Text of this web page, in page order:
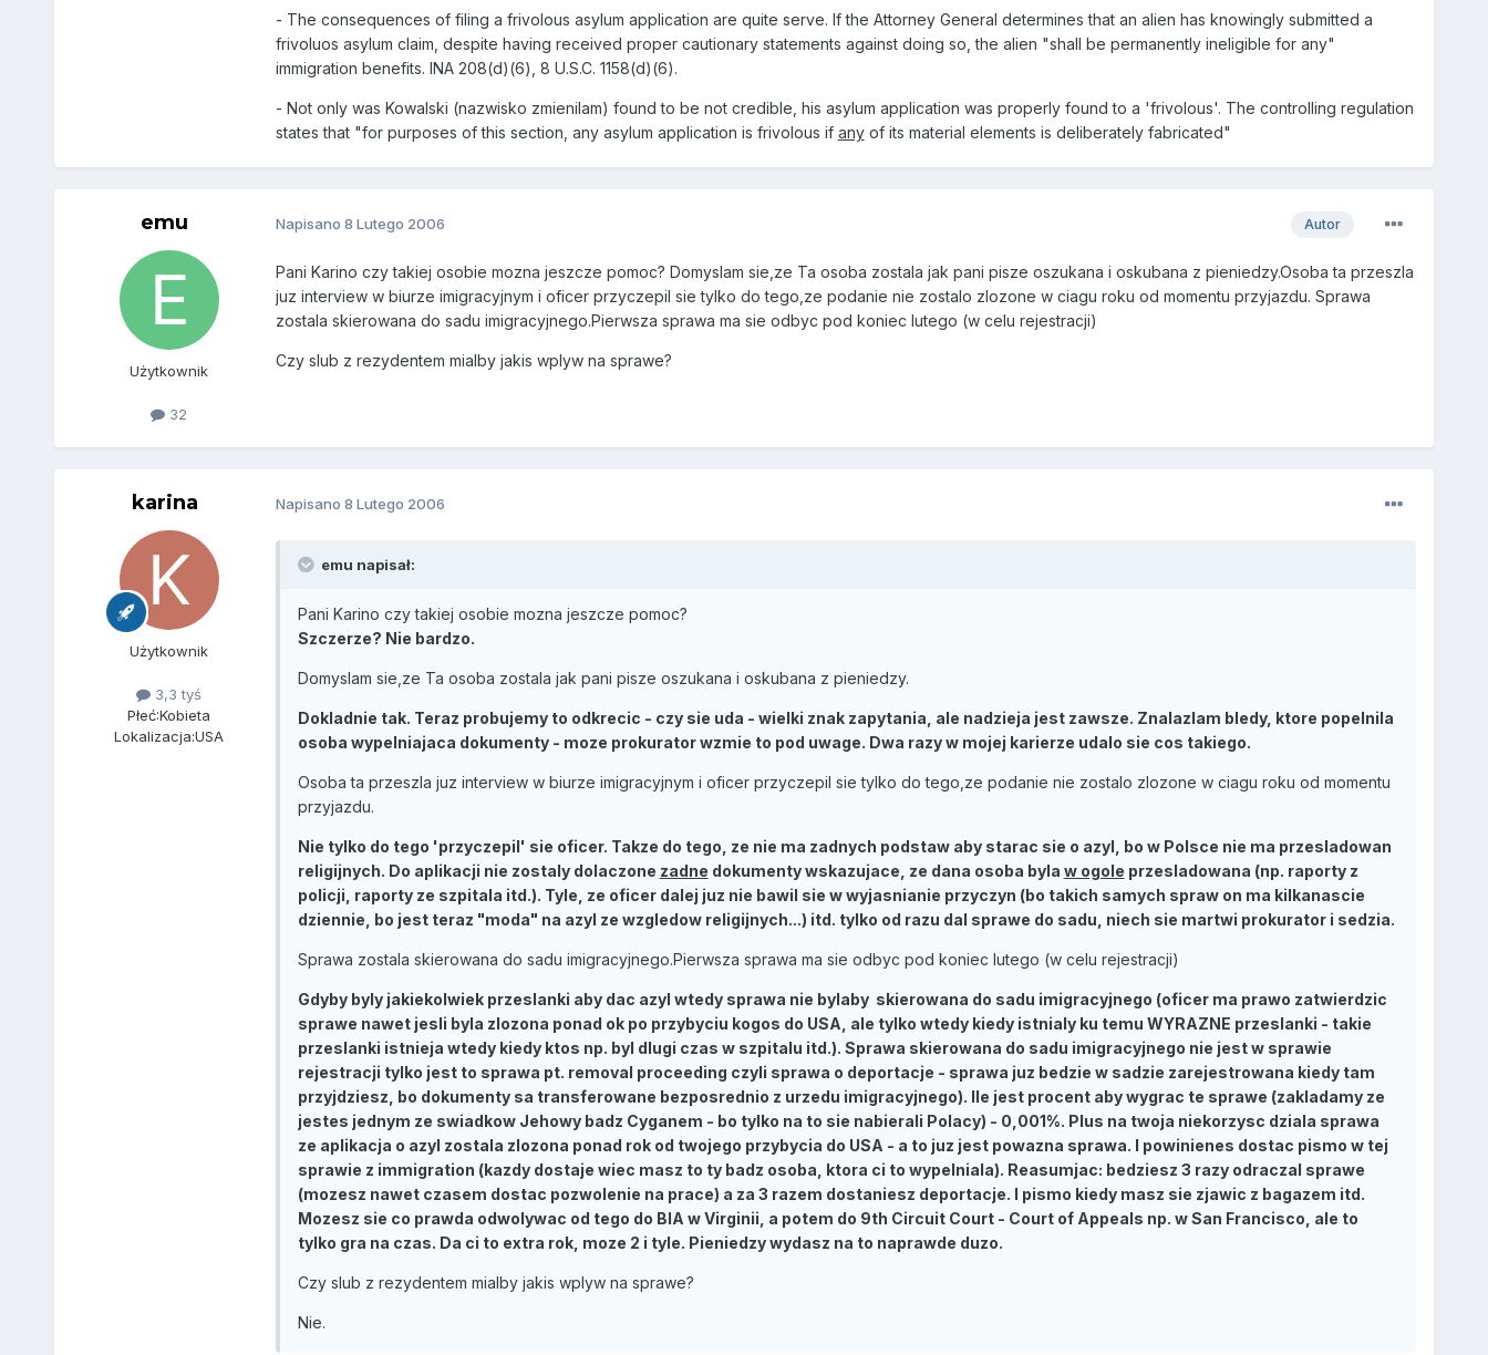
- The consequences of filing a frivolous asylum application are quite serve. If the Attorney General determines that an alien has knowingly submitted a
frivoluos asylum claim, despite having received proper cautionary statements against doing so, the alien "shall be permanently ineligible for any"
immigration benefits. INA 208(d)(6), 8 U.S.C. 1158(d)(6).
- Not only was Kowalski (nazwisko zmienilam) found to be not credible, his asylum application was properly found to a 'frivolous'. The controlling regulation
states that "for purposes of this section, any asylum application is frivolous if anyof its material elements is deliberately fabricated"
emu
Użytkownik
32
Autor
Napisano 8 Lutego 2006
Pani Karino czy takiej osobie mozna jeszcze pomoc? Domyslam sie,ze Ta osoba zostala jak pani pisze oszukana i oskubana z pieniedzy.Osoba ta przeszla
juz interview w biurze imigracyjnym i oficer przyczepil sie tylko do tego,ze podanie nie zostalo zlozone w ciagu roku od momentu przyjazdu. Sprawa
zostala skierowana do sadu imigracyjnego.Pierwsza sprawa ma sie odbyc pod koniec lutego (w celu rejestracji)
Czy slub z rezydentem mialby jakis wplyw na sprawe?
karina
Użytkownik
3,3 tyś
Płeć:Kobieta
Lokalizacja:USA
Napisano 8 Lutego 2006
emu napisał:
Pani Karino czy takiej osobie mozna jeszcze pomoc?
Szczerze? Nie bardzo.
Domyslam sie,ze Ta osoba zostala jak pani pisze oszukana i oskubana z pieniedzy.
Dokladnie tak. Teraz probujemy to odkrecic - czy sie uda - wielki znak zapytania, ale nadzieja jest zawsze. Znalazlam bledy, ktore popelnila
osoba wypelniajaca dokumenty - moze prokurator wzmie to pod uwage. Dwa razy w mojej karierze udalo sie cos takiego.
Osoba ta przeszla juz interview w biurze imigracyjnym i oficer przyczepil sie tylko do tego,ze podanie nie zostalo zlozone w ciagu roku od momentu
przyjazdu.
Nie tylko do tego 'przyczepil' sie oficer. Takze do tego, ze nie ma zadnych podstaw aby starac sie o azyl, bo w Polsce nie ma przesladowan
religijnych. Do aplikacji nie zostaly dolaczone zadne dokumenty wskazujace, ze dana osoba byla w ogole przesladowana (np. raporty z
policji, raporty ze szpitala itd.). Tyle, ze oficer dalej juz nie bawil sie w wyjasnianie przyczyn (bo takich samych spraw on ma kilkanascie
dziennie, bo jest teraz "moda" na azyl ze wzgledow religijnych...) itd. tylko od razu dal sprawe do sadu, niech sie martwi prokurator i sedzia.
Sprawa zostala skierowana do sadu imigracyjnego.Pierwsza sprawa ma sie odbyc pod koniec lutego (w celu rejestracji)
Gdyby byly jakiekolwiek przeslanki aby dac azyl wtedy sprawa nie bylaby skierowana do sadu imigracyjnego (oficer ma prawo zatwierdzic
sprawe nawet jesli byla zlozona ponad ok po przybyciu kogos do USA, ale tylko wtedy kiedy istnialy ku temu WYRAZNE przeslanki - takie
przeslanki istnieja wtedy kiedy ktos np. byl dlugi czas w szpitalu itd.). Sprawa skierowana do sadu imigracyjnego nie jest w sprawie
rejestracji tylko jest to sprawa pt. removal proceeding czyli sprawa o deportacje - sprawa juz bedzie w sadzie zarejestrowana kiedy tam
przyjdziesz, bo dokumenty sa transferowane bezposrednio z urzedu imigracyjnego). Ile jest procent aby wygrac te sprawe (zakladamy ze
jestes jednym ze swiadkow Jehowy badz Cyganem - bo tylko na to sie nabierali Polacy) - 0,001%. Plus na twoja niekorzysc dziala sprawa
ze aplikacja o azyl zostala zlozona ponad rok od twojego przybycia do USA - a to juz jest powazna sprawa. I powinienes dostac pismo w tej
sprawie z immigration (kazdy dostaje wiec masz to ty badz osoba, ktora ci to wypelniala). Reasumjac: bedziesz 3 razy odraczal sprawe
(mozesz nawet czasem dostac pozwolenie na prace) a za 3 razem dostaniesz deportacje. I pismo kiedy masz sie zjawic z bagazem itd.
Mozesz sie co prawda odwolywac od tego do BIA w Virginii, a potem do 9th Circuit Court - Court of Appeals np. w San Francisco, ale to
tylko gra na czas. Da ci to extra rok, moze 2 i tyle. Pieniedzy wydasz na to naprawde duzo.
Czy slub z rezydentem mialby jakis wplyw na sprawe?
Nie.